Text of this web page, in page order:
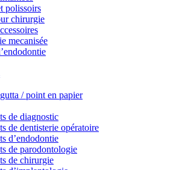
polissoirs
chirurgie
mecanisée
/ point en papier
de diagnostic
de dentisterie opératoire
d’endodontie
de parodontologie
de chirurgie